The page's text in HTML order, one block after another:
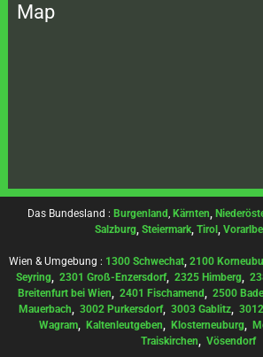
Map
Das Bundesland : Burgenland, Kärnten,
Salzburg, Steiermark, Tirol ,
Wien & Umgebung : 1300 Schwechat, 2100
Seyring, 2301 Groß-Enzersdorf, 2325 Himberg,
Breitenfurt bei Wien, 2401 Fischamend, 2500
Mauerbach, 3002 Purkersdorf, 3003 Gablitz,
Wagram, Kaltenleutgeben, Klosterneuburg,
Traiskirchen, Vösendorf